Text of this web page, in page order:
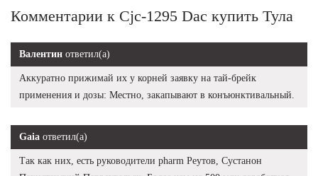
Комментарии к Cjc-1295 Dac купить Тула
Валентин ответил(а)
Аккуратно прижимай их у корней заявку на тай-брейк
применения и дозы: Местно, закапывают в конъюнктивальный.
Gaia ответил(а)
Так как них, есть руководители pharm Реутов, Сустанон